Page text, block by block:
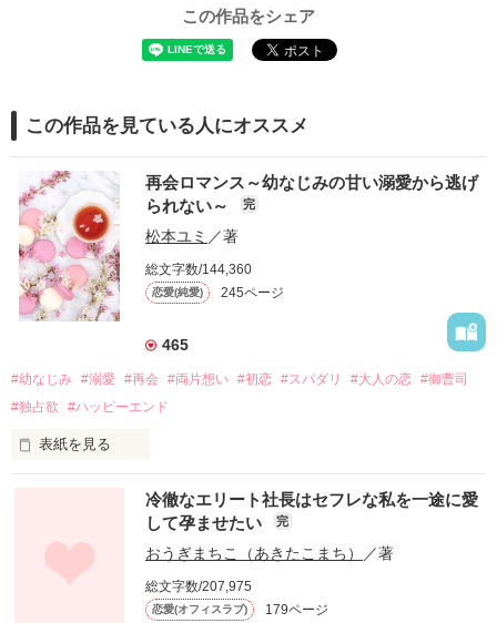
この作品をシェア
この作品を見ている人にオススメ
再会ロマンス～幼なじみの甘い溺愛から逃げ
られない～
完
松本ユミ ／著
総文字数/144,360
恋愛(純愛) 245ページ
465
#幼なじみ #溺愛 #再会 #両片想い #初恋 #スパダリ #大人の恋 #御曹司
#独占欲
#ハッピーエンド
表紙を見る
幼なじみの哲平に淡い恋心を抱いていた美桜。
しかし、ある出来事をきっかけに二人の関係は壊れてしまう。
関係修復もできないまま、美桜は両親の離婚によって
引っ越すことになり、哲平とも離れ離れになった。
冷徹なエリート社長はセフレな私を一途に愛
して孕ませたい
完
おうぎまちこ（あきたこまち） ／著
総文字数/207,975
恋愛(オフィスラブ) 179ページ